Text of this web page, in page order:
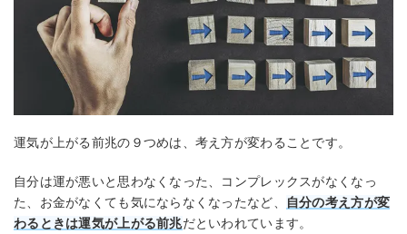
運気が上がる前兆の９つめは、考え方が変わることです。
自分は運が悪いと思わなくなった、コンプレックスがなくなっ
た、お金がなくても気にならなくなったなど、
自分の考え方が変
わるときは運気が上がる前兆だといわれています。